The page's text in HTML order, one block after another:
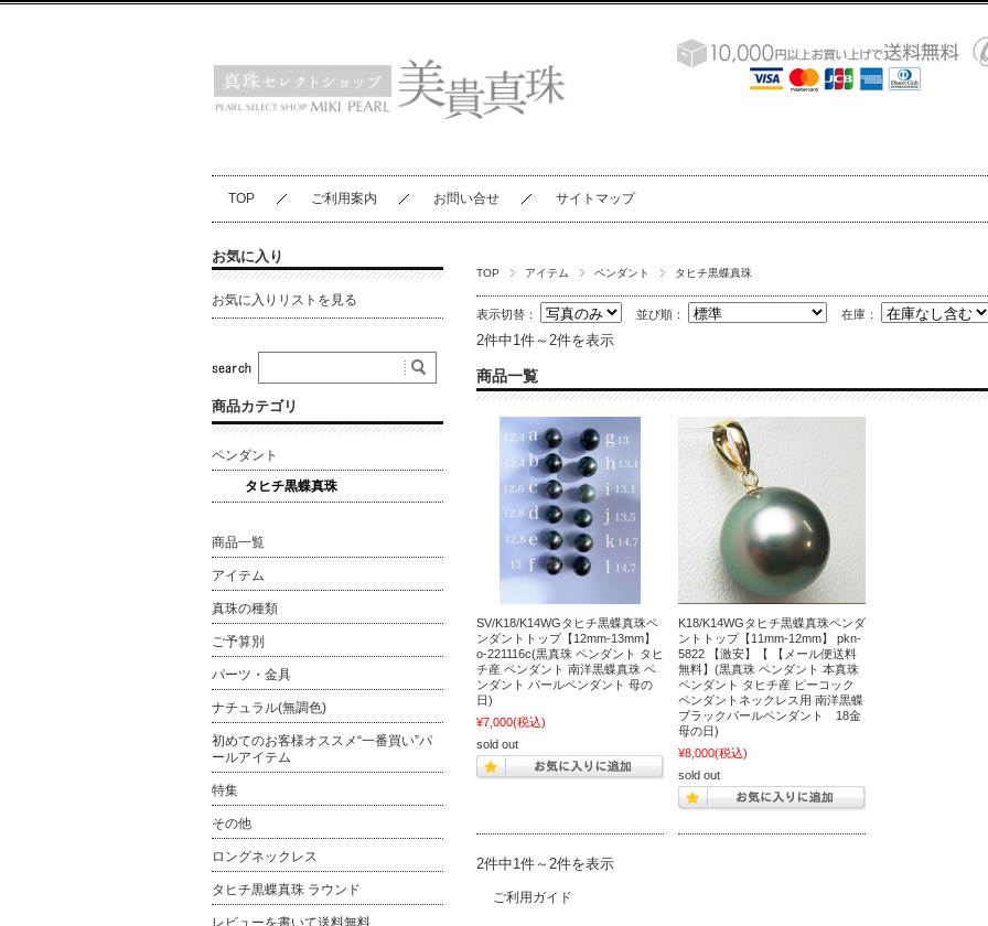
TOP ご利用案内 お問い合せ サイトマップ
TOP アイテム ペンダント タヒチ黒蝶真珠
表示切替： 並び順： 在庫：
2件中1件～2件を表示
商品一覧
SV/K18/K14WGタヒチ黒蝶真珠ペ
ンダントトップ【12mm-13mm】
o-221116c(黒真珠 ペンダント タヒ
チ産 ペンダント 南洋黒蝶真珠 ペ
ンダント パールペンダント 母の
日)
¥7,000(税込)
sold out
K18/K14WGタヒチ黒蝶真珠ペンダ
ントトップ【11mm-12mm】 pkn-
5822 【激安】【 【メール便送料
無料】(黒真珠 ペンダント 本真珠
ペンダント タヒチ産 ピーコック
ペンダントネックレス用 南洋黒蝶
ブラックパールペンダント 18金
母の日)
¥8,000(税込)
sold out
2件中1件～2件を表示
ご利用ガイド
お気に入り
お気に入りリストを見る
商品カテゴリ
ペンダント
タヒチ黒蝶真珠
商品一覧
アイテム
真珠の種類
ご予算別
パーツ・金具
ナチュラル(無調色)
初めてのお客様オススメ“一番買い”パ
ールアイテム
特集
その他
ロングネックレス
タヒチ黒蝶真珠 ラウンド
レビューを書いて送料無料